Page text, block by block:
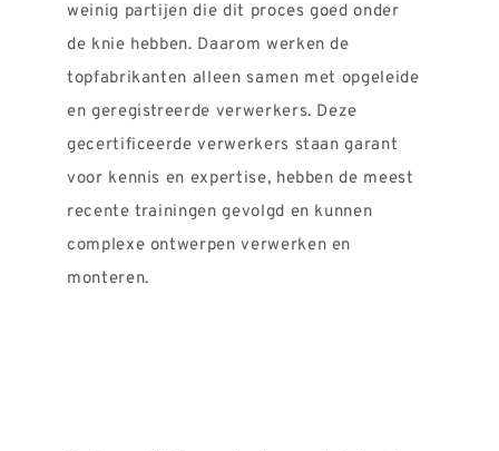
weinig partijen die dit proces goed onder
de knie hebben. Daarom werken de
topfabrikanten alleen samen met opgeleide
en geregistreerde verwerkers. Deze
gecertificeerde verwerkers staan garant
voor kennis en expertise, hebben de meest
recente trainingen gevolgd en kunnen
complexe ontwerpen verwerken en
monteren.